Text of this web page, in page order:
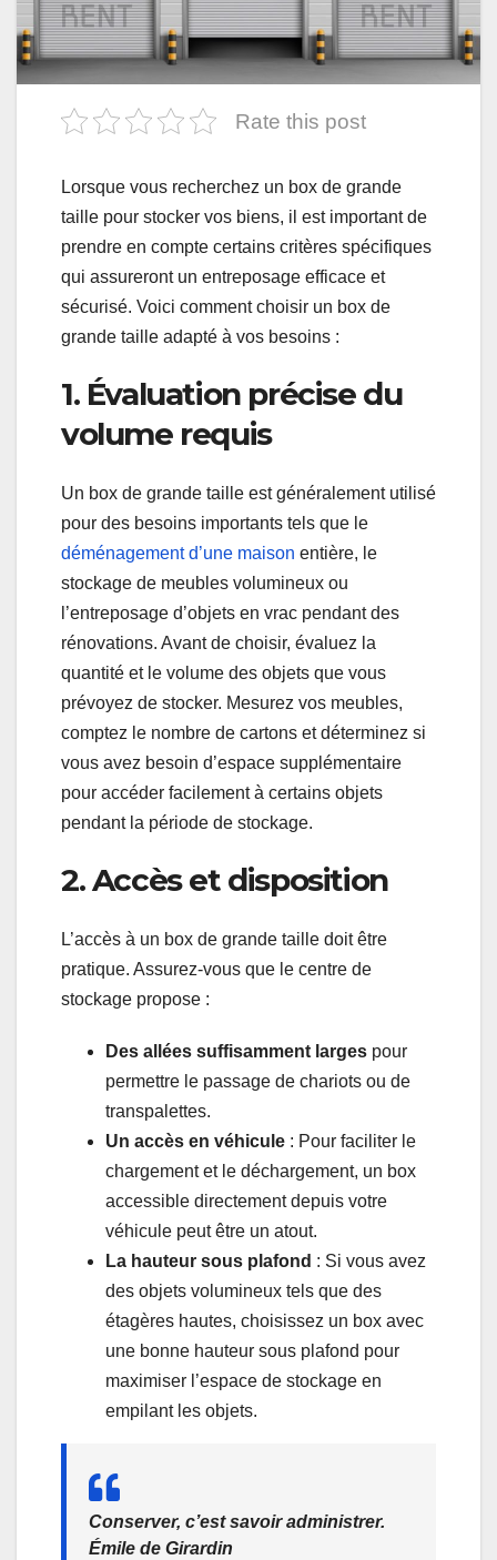
Rate this post
Lorsque vous recherchez un box de grande
taille pour stocker vos biens, il est important de
prendre en compte certains critères spécifiques
qui assureront un entreposage efficace et
sécurisé. Voici comment choisir un box de
grande taille adapté à vos besoins :
1. Évaluation précise du
volume requis
Un box de grande taille est généralement utilisé
pour des besoins importants tels que le
déménagement d’une maison entière, le
stockage de meubles volumineux ou
l’entreposage d’objets en vrac pendant des
rénovations. Avant de choisir, évaluez la
quantité et le volume des objets que vous
prévoyez de stocker. Mesurez vos meubles,
comptez le nombre de cartons et déterminez si
vous avez besoin d’espace supplémentaire
pour accéder facilement à certains objets
pendant la période de stockage.
2. Accès et disposition
L’accès à un box de grande taille doit être
pratique. Assurez-vous que le centre de
stockage propose :
Des allées suffisamment larges pour
permettre le passage de chariots ou de
transpalettes.
Un accès en véhicule : Pour faciliter le
chargement et le déchargement, un box
accessible directement depuis votre
véhicule peut être un atout.
La hauteur sous plafond : Si vous avez
des objets volumineux tels que des
étagères hautes, choisissez un box avec
une bonne hauteur sous plafond pour
maximiser l’espace de stockage en
empilant les objets.
Conserver, c’est savoir administrer.
Émile de Girardin